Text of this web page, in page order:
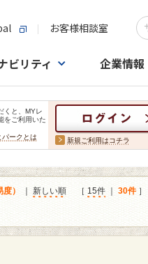
お客様相談室
検
ビリティ 企業情報
くと、MYレ
をご利用いた
パークとは 新規ご利用はコチラ
） 新しい順 ［ 15件 30件 ］